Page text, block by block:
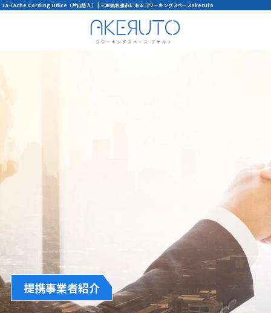
La-Tache Cording Office（片山悠人） | 三重県名張市にあるコワーキングスペースakeruto
提携事業者紹介